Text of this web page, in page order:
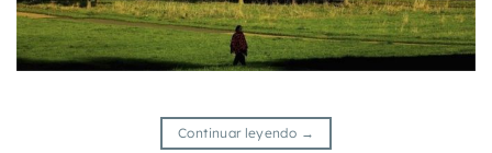
Continuar leyendo →